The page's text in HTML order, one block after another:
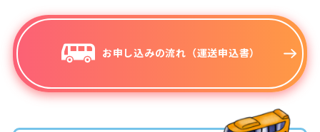
お申し込みの流れ（運送申込書）